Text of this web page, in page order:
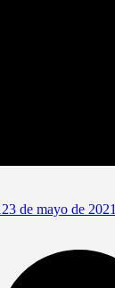
23 de mayo de 2021